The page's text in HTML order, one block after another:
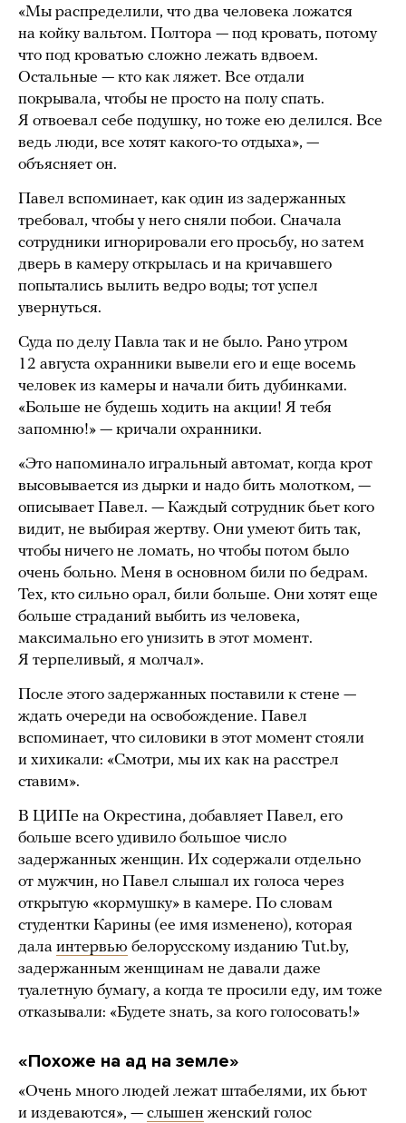
«Мы распределили, что два человека ложатся
на койку вальтом. Полтора — под кровать, потому
что под кроватью сложно лежать вдвоем.
Остальные — кто как ляжет. Все отдали
покрывала, чтобы не просто на полу спать.
Я отвоевал себе подушку, но тоже ею делился. Все
ведь люди, все хотят какого-то отдыха», —
объясняет он.
Павел вспоминает, как один из задержанных
требовал, чтобы у него сняли побои. Сначала
сотрудники игнорировали его просьбу, но затем
дверь в камеру открылась и на кричавшего
попытались вылить ведро воды; тот успел
увернуться.
Суда по делу Павла так и не было. Рано утром
12 августа охранники вывели его и еще восемь
человек из камеры и начали бить дубинками.
«Больше не будешь ходить на акции! Я тебя
запомню!» — кричали охранники.
«Это напоминало игральный автомат, когда крот
высовывается из дырки и надо бить молотком, —
описывает Павел. — Каждый сотрудник бьет кого
видит, не выбирая жертву. Они умеют бить так,
чтобы ничего не ломать, но чтобы потом было
очень больно. Меня в основном били по бедрам.
Тех, кто сильно орал, били больше. Они хотят еще
больше страданий выбить из человека,
максимально его унизить в этот момент.
Я терпеливый, я молчал».
После этого задержанных поставили к стене —
ждать очереди на освобождение. Павел
вспоминает, что силовики в этот момент стояли
и хихикали: «Смотри, мы их как на расстрел
ставим».
В ЦИПе на Окрестина, добавляет Павел, его
больше всего удивило большое число
задержанных женщин. Их содержали отдельно
от мужчин, но Павел слышал их голоса через
открытую «кормушку» в камере. По словам
студентки Карины (ее имя изменено), которая
дала интервью белорусскому изданию Tut.by,
задержанным женщинам не давали даже
туалетную бумагу, а когда те просили еду, им тоже
отказывали: «Будете знать, за кого голосовать!»
«Похоже на ад на земле»
«Очень много людей лежат штабелями, их бьют
и издеваются», — слышен женский голос